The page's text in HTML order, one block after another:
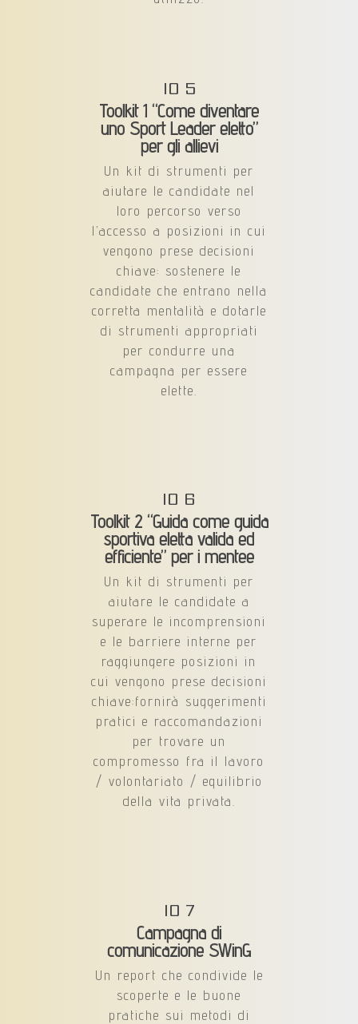
IO 5
Toolkit 1 “Come diventare
uno Sport Leader eletto”
per gli allievi
Un kit di strumenti per
aiutare le candidate nel
loro percorso verso
l’accesso a posizioni in cui
vengono prese decisioni
chiave: sostenere le
candidate che entrano nella
corretta mentalità e dotarle
di strumenti appropriati
per condurre una
campagna per essere
elette.
IO 6
Toolkit 2 “Guida come guida
sportiva eletta valida ed
efficiente” per i mentee
Un kit di strumenti per
aiutare le candidate a
superare le incomprensioni
e le barriere interne per
raggiungere posizioni in
cui vengono prese decisioni
chiave:fornirà suggerimenti
pratici e raccomandazioni
per trovare un
compromesso fra il lavoro
/ volontariato / equilibrio
della vita privata.
IO 7
Campagna di
comunicazione SWinG
Un report che condivide le
scoperte e le buone
pratiche sui metodi di